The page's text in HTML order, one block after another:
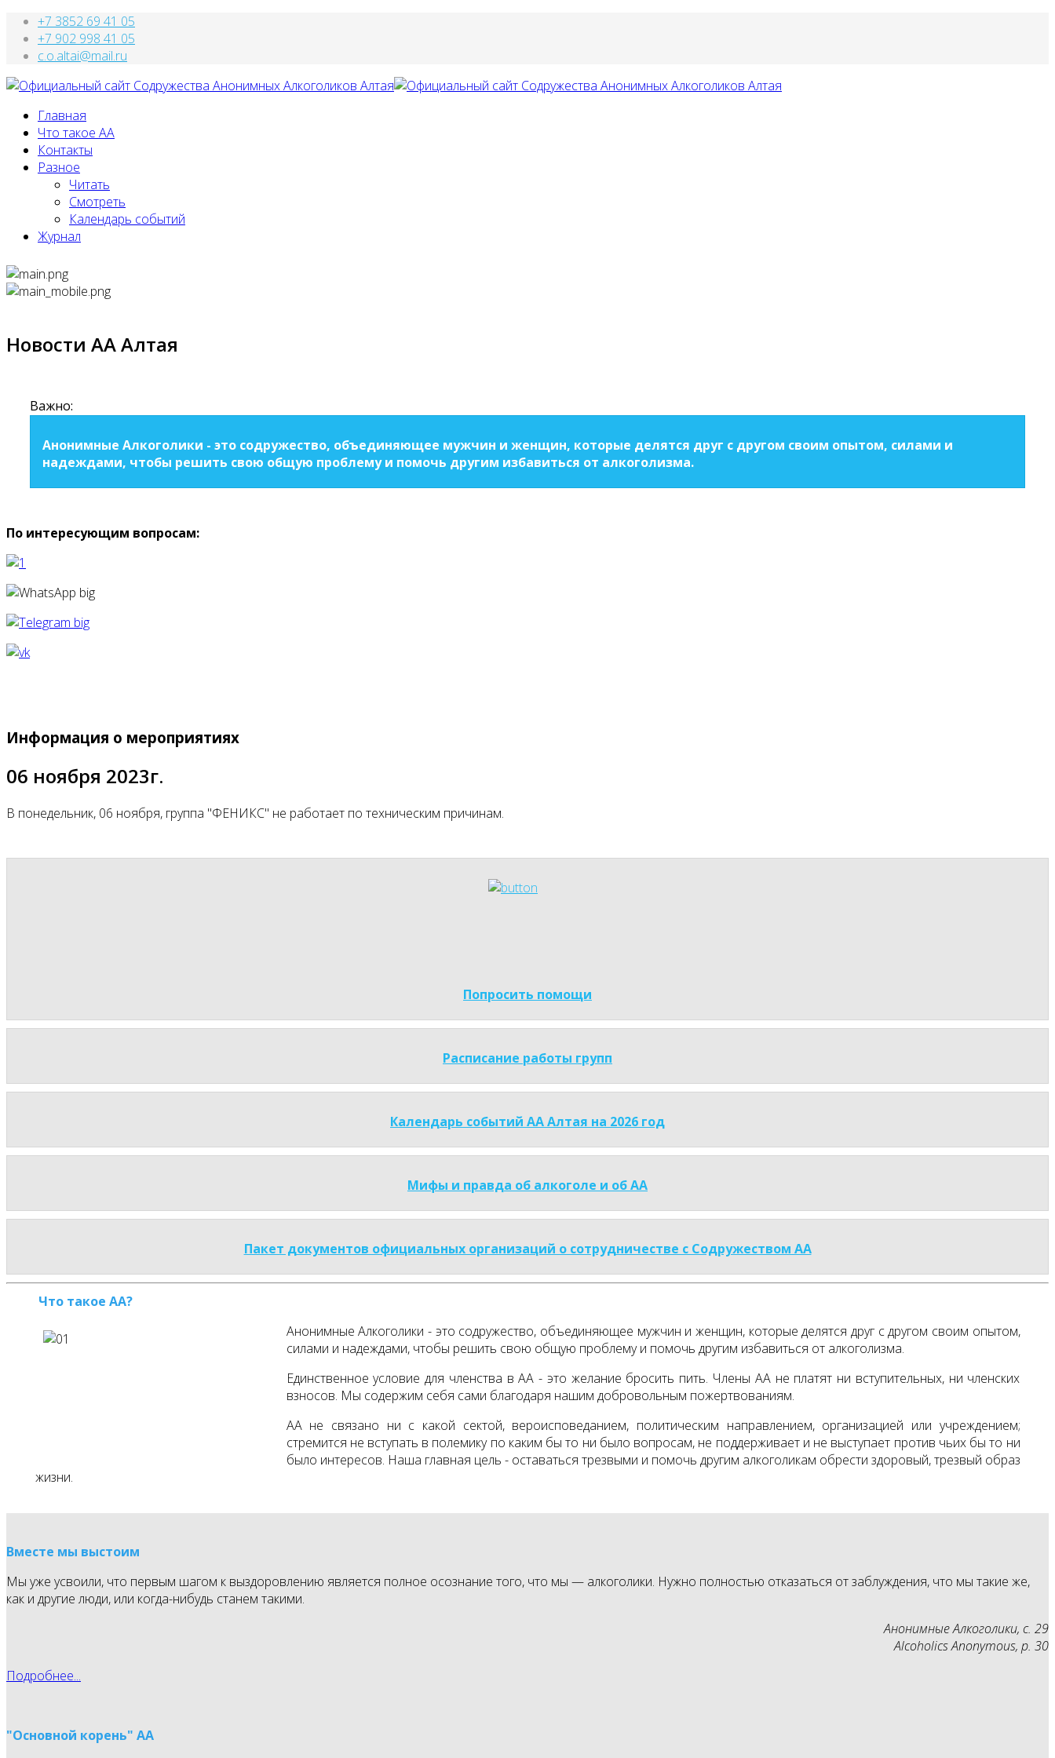
+7 3852 69 41 05
+7 902 998 41 05
c.o.altai@mail.ru
Главная
Что такое АА
Контакты
Разное
Читать
Смотреть
Календарь событий
Журнал
Новости АА Алтая
Важно:
Анонимные Алкоголики - это содружество, объединяющее мужчин и женщин, которые делятся друг с другом своим опытом, силами и
надеждами, чтобы решить свою общую проблему и помочь другим избавиться от алкоголизма.
По интересующим вопросам:
Информация о мероприятиях
06 ноября 2023г.
В понедельник, 06 ноября, группа "ФЕНИКС" не работает по техническим причинам.
Попросить помощи
Расписание работы групп
Календарь событий АА Алтая на 2026 год
Мифы и правда об алкоголе и об АА
Пакет документов официальных организаций о сотрудничестве с Содружеством АА
Что такое АА?
Анонимные Алкоголики - это содружество, объединяющее мужчин и женщин, которые делятся друг с другом своим опытом,
силами и надеждами, чтобы решить свою общую проблему и помочь другим избавиться от алкоголизма.
Единственное условие для членства в АА - это желание бросить пить. Члены АА не платят ни вступительных, ни членских
взносов. Мы содержим себя сами благодаря нашим добровольным пожертвованиям.
АА не связано ни с какой сектой, вероисповеданием, политическим направлением, организацией или учреждением;
стремится не вступать в полемику по каким бы то ни было вопросам, не поддерживает и не выступает против чьих бы то ни
было интересов. Наша главная цель - оставаться трезвыми и помочь другим алкоголикам обрести здоровый, трезвый образ
жизни.
Вместе мы выстоим
Мы уже усвоили, что первым шагом к выздоровлению является полное осознание того, что мы — алкоголики. Нужно полностью отказаться от заблуждения, что мы такие же,
как и другие люди, или когда-нибудь станем такими.
Анонимные Алкоголики, с. 29
Alcoholics Anonymous, p. 30
Подробнее...
"Основной корень" АА